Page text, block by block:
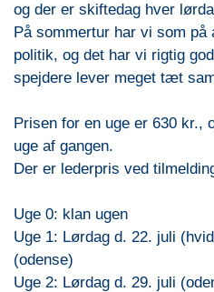
og der er skiftedag hver
På sommertur har vi som på
politik, og det har vi rigtig
spejdere lever meget tæt
Prisen for en uge er 630 kr.,
uge af gangen.
Der er lederpris ved
Uge 0: klan ugen
Uge 1: Lørdag d. 22. juli
(odense)
Uge 2: Lørdag d. 29. juli